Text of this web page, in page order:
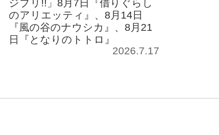
ジブリ!!」8月7日『借りぐらし
のアリエッティ』、8月14日
『風の谷のナウシカ』、8月21
日『となりのトトロ』
2026.7.17